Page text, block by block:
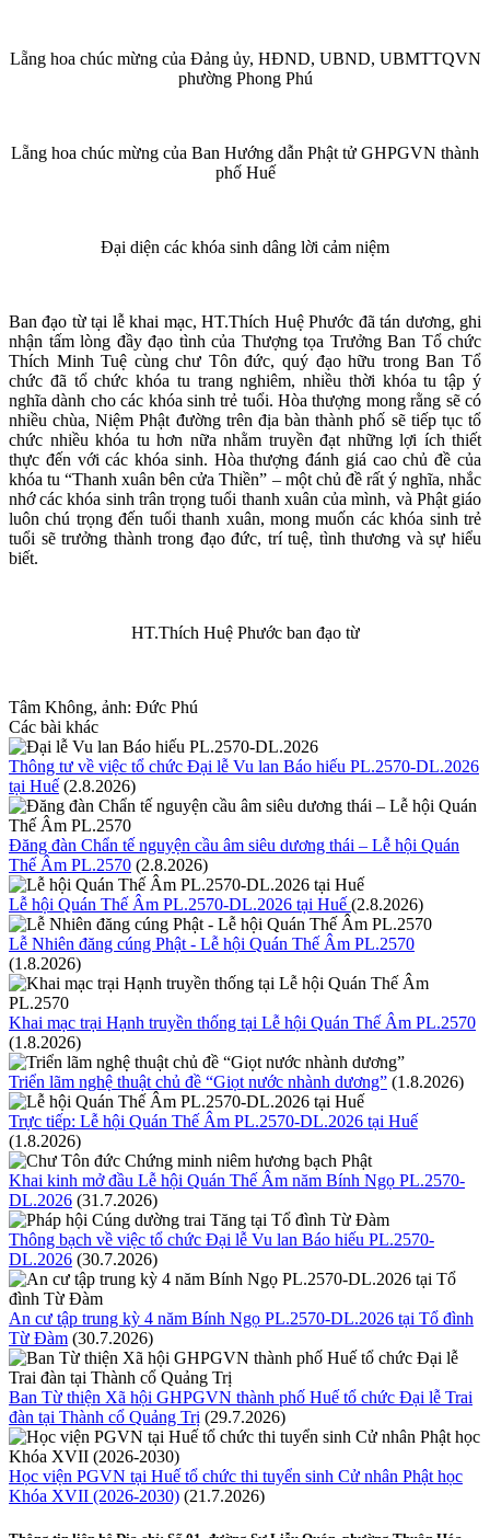
Lẵng hoa chúc mừng của Đảng ủy, HĐND, UBND, UBMTTQVN
phường Phong Phú
Lẵng hoa chúc mừng của Ban Hướng dẫn Phật tử GHPGVN thành
phố Huế
Đại diện các khóa sinh dâng lời cảm niệm
Ban đạo từ tại lễ khai mạc, HT.Thích Huệ Phước đã tán dương, ghi
nhận tấm lòng đầy đạo tình của Thượng tọa Trưởng Ban Tổ chức
Thích Minh Tuệ cùng chư Tôn đức, quý đạo hữu trong Ban Tổ
chức đã tổ chức khóa tu trang nghiêm, nhiều thời khóa tu tập ý
nghĩa dành cho các khóa sinh trẻ tuổi. Hòa thượng mong rằng sẽ có
nhiều chùa, Niệm Phật đường trên địa bàn thành phố sẽ tiếp tục tổ
chức nhiều khóa tu hơn nữa nhằm truyền đạt những lợi ích thiết
thực đến với các khóa sinh. Hòa thượng đánh giá cao chủ đề của
khóa tu “Thanh xuân bên cửa Thiền” – một chủ đề rất ý nghĩa, nhắc
nhớ các khóa sinh trân trọng tuổi thanh xuân của mình, và Phật giáo
luôn chú trọng đến tuổi thanh xuân, mong muốn các khóa sinh trẻ
tuổi sẽ trưởng thành trong đạo đức, trí tuệ, tình thương và sự hiểu
biết.
HT.Thích Huệ Phước ban đạo từ
Tâm Không, ảnh: Đức Phú
Các bài khác
Thông tư về việc tổ chức Đại lễ Vu lan Báo hiếu PL.2570-DL.2026
tại Huế (2.8.2026)
Đăng đàn Chẩn tế nguyện cầu âm siêu dương thái – Lễ hội Quán
Thế Âm PL.2570 (2.8.2026)
Lễ hội Quán Thế Âm PL.2570-DL.2026 tại Huế (2.8.2026)
Lễ Nhiên đăng cúng Phật - Lễ hội Quán Thế Âm PL.2570
(1.8.2026)
Khai mạc trại Hạnh truyền thống tại Lễ hội Quán Thế Âm PL.2570
(1.8.2026)
Triển lãm nghệ thuật chủ đề “Giọt nước nhành dương” (1.8.2026)
Trực tiếp: Lễ hội Quán Thế Âm PL.2570-DL.2026 tại Huế
(1.8.2026)
Khai kinh mở đầu Lễ hội Quán Thế Âm năm Bính Ngọ PL.2570-
DL.2026 (31.7.2026)
Thông bạch về việc tổ chức Đại lễ Vu lan Báo hiếu PL.2570-
DL.2026 (30.7.2026)
An cư tập trung kỳ 4 năm Bính Ngọ PL.2570-DL.2026 tại Tổ đình
Từ Đàm (30.7.2026)
Ban Từ thiện Xã hội GHPGVN thành phố Huế tổ chức Đại lễ Trai
đàn tại Thành cổ Quảng Trị (29.7.2026)
Học viện PGVN tại Huế tổ chức thi tuyển sinh Cử nhân Phật học
Khóa XVII (2026-2030) (21.7.2026)